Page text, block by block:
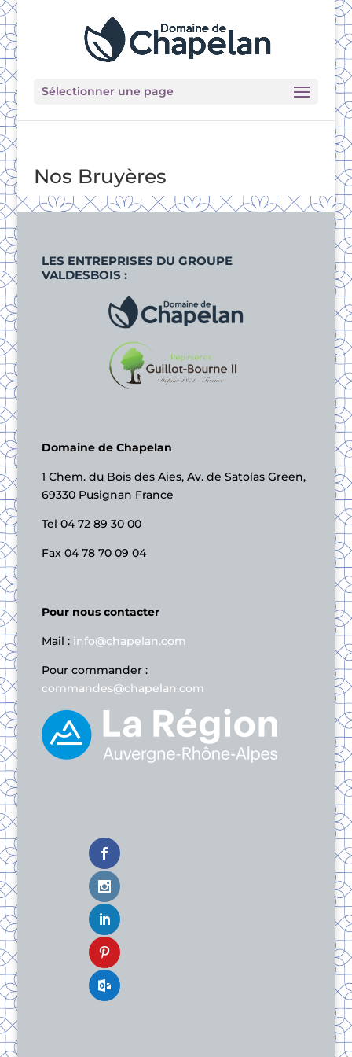
Sélectionner une page
Nos Bruyères
LES ENTREPRISES DU GROUPE
VALDESBOIS :
Domaine de Chapelan
1 Chem. du Bois des Aies, Av. de Satolas Green,
69330 Pusignan France
Tel 04 72 89 30 00
Fax 04 78 70 09 04
Pour nous contacter
Mail : info@chapelan.com
Pour commander :
commandes@chapelan.com